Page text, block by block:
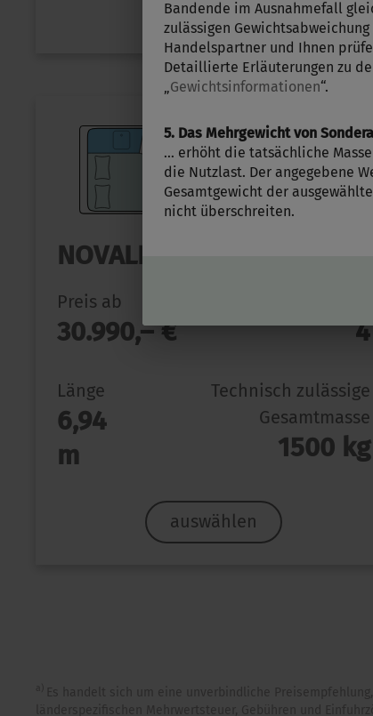
auswählen
NOVALINE 485
Preis ab
30.990,– € 4
Länge
6,94
m
Technisch zulässige
Gesamtmasse
1500 kg
auswählen
Bandende im Ausnahmefall
zulässigen
Handelspartner und Ihnen
Detaillierte Erläuterungen zu
„Gewichtsinformationen“.
5. Das Mehrgewicht von
… erhöht die tatsächliche
die Nutzlast. Der angegebene
Gesamtgewicht der
nicht überschreiten.